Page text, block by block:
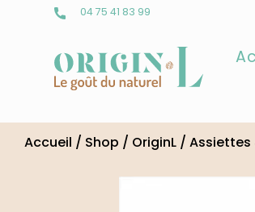
04 75 41 83 99
Accueil / Shop / OriginL / Assiettes